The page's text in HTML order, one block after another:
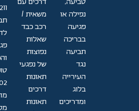
טביעה,
נפילה או
פגיעה
בבריכה
תביעה
נגד
העירייה
בלוג
ומדריכים
דרכים עם
משאית /
רכב כבד
שאלות
נפוצות
של נפגעי
תאונות
דרכים
תאונות